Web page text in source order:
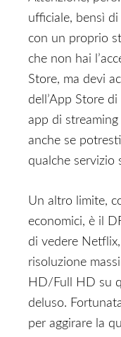
ufficiale, bensì di
con un proprio
che non hai
Store, ma devi
dell’App Store
app di
anche se
qualche servizio
Un altro limite,
economici, è il
di vedere
risoluzione
HD/Full HD su
deluso.
per aggirare la